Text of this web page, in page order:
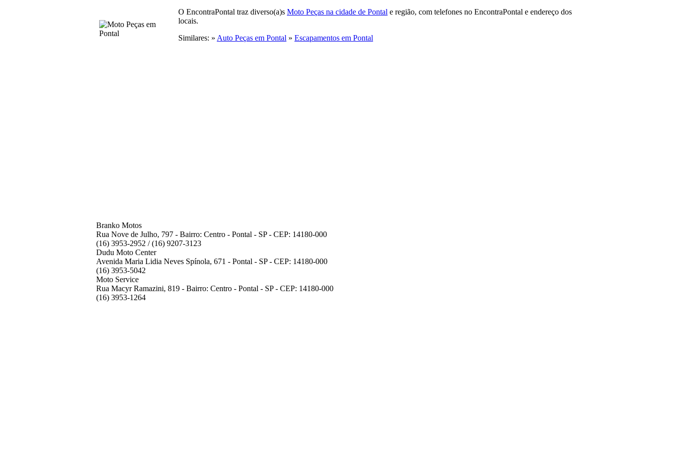
O EncontraPontal traz diverso(a)s Moto Peças na cidade de Pontal e região, com telefones no EncontraPontal e endereço dos
locais.
Similares: » Auto Peças em Pontal » Escapamentos em Pontal
Branko Motos
Rua Nove de Julho, 797 - Bairro: Centro - Pontal - SP - CEP: 14180-000
(16) 3953-2952 / (16) 9207-3123
Dudu Moto Center
Avenida Maria Lidia Neves Spínola, 671 - Pontal - SP - CEP: 14180-000
(16) 3953-5042
Moto Service
Rua Macyr Ramazini, 819 - Bairro: Centro - Pontal - SP - CEP: 14180-000
(16) 3953-1264